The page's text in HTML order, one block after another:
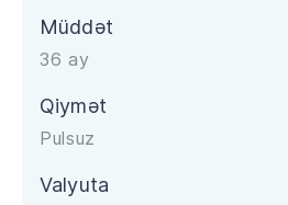
Müddət
36 ay
Qiymət
Pulsuz
Valyuta